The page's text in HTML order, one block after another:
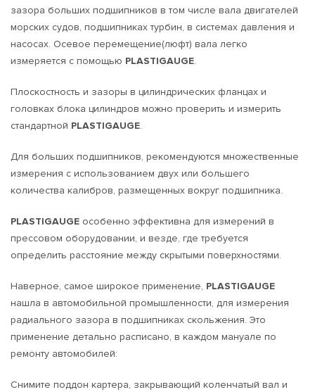
зазора больших подшипников в том числе вала двигателей
морских судов, подшипниках турбин, в системах давления и
насосах. Осевое перемещение(люфт) вала легко
измеряется с помощью PLASTIGAUGE.
Плоскостность и зазоры в цилиндрических фланцах и
головках блока цилиндров можно проверить и измерить
стандартной PLASTIGAUGE.
Для больших подшипников, рекомендуются множественные
измерения с использованием двух или большего
количества калибров, размещенных вокруг подшипника.
PLASTIGAUGE особенно эффективна для измерений в
прессовом оборудовании, и везде, где требуется
определить расстояние между скрытыми поверхностями.
Наверное, самое широкое применение, PLASTIGAUGE
нашла в автомобильной промышленности, для измерения
радиального зазора в подшипниках скольжения. Это
применение детально расписано, в каждом мануале по
ремонту автомобилей:
Снимите поддон картера, закрывающий коленчатый вал и